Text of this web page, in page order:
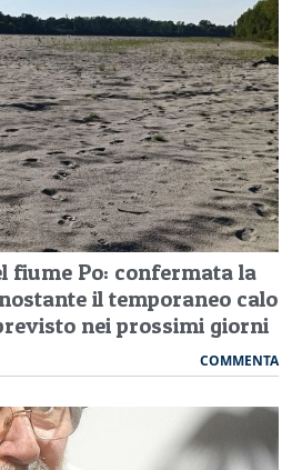
fiume Po: confermata la
il temporaneo calo
nei prossimi giorni
COMMENTA